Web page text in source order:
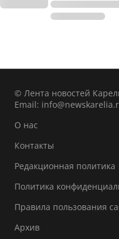
© Лента новостей
Email:
О нас
Контакты
Редакционная политика
Политика
Правила пользования
Архив